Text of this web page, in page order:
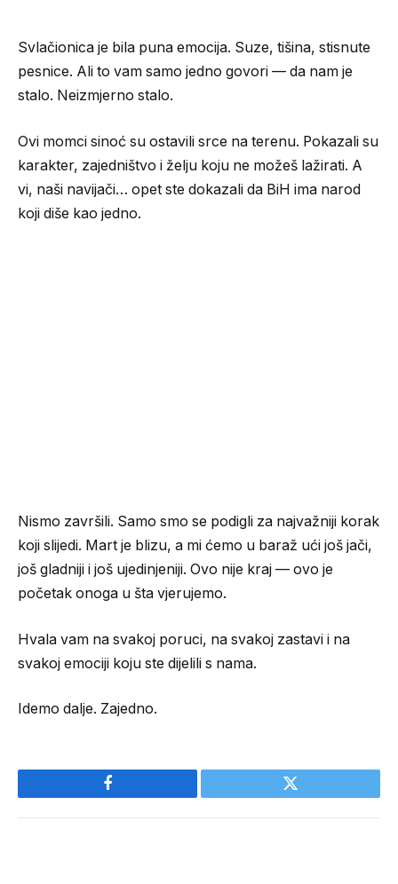
Svlačionica je bila puna emocija. Suze, tišina, stisnute
pesnice. Ali to vam samo jedno govori — da nam je
stalo. Neizmjerno stalo.
Ovi momci sinoć su ostavili srce na terenu. Pokazali su
karakter, zajedništvo i želju koju ne možeš lažirati. A
vi, naši navijači… opet ste dokazali da BiH ima narod
koji diše kao jedno.
Nismo završili. Samo smo se podigli za najvažniji korak
koji slijedi. Mart je blizu, a mi ćemo u baraž ući još jači,
još gladniji i još ujedinjeniji. Ovo nije kraj — ovo je
početak onoga u šta vjerujemo.
Hvala vam na svakoj poruci, na svakoj zastavi i na
svakoj emociji koju ste dijelili s nama.
Idemo dalje. Zajedno.
Facebook Twitter